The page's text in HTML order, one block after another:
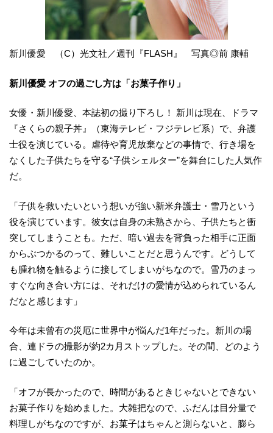
新川優愛 （C）光文社／週刊『FLASH』 写真◎前 康輔
新川優愛 オフの過ごし方は「お菓子作り」
女優・新川優愛、本誌初の撮り下ろし！ 新川は現在、ドラマ
『さくらの親子丼』（東海テレビ・フジテレビ系）で、弁護
士役を演じている。虐待や育児放棄などの事情で、行き場を
なくした子供たちを守る“子供シェルター”を舞台にした人気作
だ。
「子供を救いたいという想いが強い新米弁護士・雪乃という
役を演じています。彼女は自身の未熟さから、子供たちと衝
突してしまうことも。ただ、暗い過去を背負った相手に正面
からぶつかるのって、難しいことだと思うんです。どうして
も腫れ物を触るように接してしまいがちなので。雪乃のまっ
すぐな向き合い方には、それだけの愛情が込められているん
だなと感じます」
今年は未曾有の災厄に世界中が悩んだ1年だった。新川の場
合、連ドラの撮影が約2カ月ストップした。その間、どのよう
に過ごしていたのか。
「オフが長かったので、時間があるときじゃないとできない
お菓子作りを始めました。大雑把なので、ふだんは目分量で
料理しがちなのですが、お菓子はちゃんと測らないと、膨ら